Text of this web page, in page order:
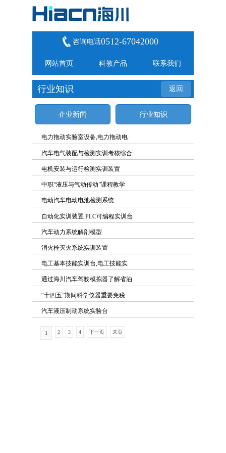
咨询电话0512-67042000
网站首页 科教产品 联系我们
返回
行业知识
企业新闻 行业知识
电力拖动实验室设备,电力拖动电
汽车电气装配与检测实训考核综合
电机安装与运行检测实训装置
中职“液压与气动传动”课程教学
电动汽车电动电池检测系统
自动化实训装置 PLC可编程实训台
汽车动力系统解剖模型
消火栓灭火系统实训装置
电工基本技能实训台,电工技能实
通过海川汽车驾驶模拟器了解省油
“十四五”期间科学仪器重要免税
汽车液压制动系统实验台
1 2 3 4 下一页 末页